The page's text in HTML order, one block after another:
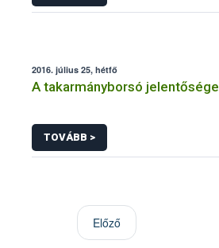
2016. július 25, hétfő
A takarmányborsó jelentősége
TOVÁBB >
Előző